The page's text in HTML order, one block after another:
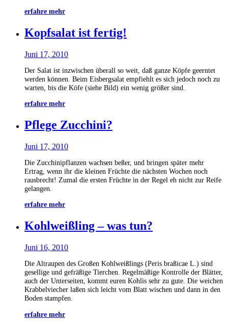
erfahre mehr
Kopfsalat ist fertig!
Juni 17, 2010
Der Salat ist inzwischen überall so weit, daß ganze Köpfe geerntet
werden können. Beim Eisbergsalat empfiehlt es sich jedoch noch zu
warten, bis die Köfe (siehe Bild) ein wenig größer sind.
erfahre mehr
Pflege Zucchini?
Juni 17, 2010
Die Zucchinipflanzen wachsen beßer, und bringen später mehr
Ertrag, wenn ihr die kleinen Früchte die nächsten Wochen noch
rausbrecht! Zumal die ersten Früchte in der Regel eh nicht zur Reife
gelangen.
erfahre mehr
Kohlweißling – was tun?
Juni 16, 2010
Die Altraupen des Großen Kohlweißlings (Peris braßicae L.) sind
gesellige und gefräßige Tierchen. Regelmäßige Kontrolle der Blätter,
auch der Unterseiten, kommt euren Kohlis sehr zu gute. Die weichen
Krabbelviecher laßen sich leicht vom Blatt wischen und dann in den
Boden stampfen.
erfahre mehr